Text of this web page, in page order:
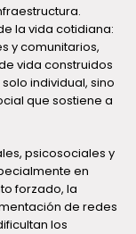
la vida cotidiana:
y comunitarios,
vida construidos
individual, sino
que sostiene a
psicosociales y
en
forzado, la
de redes
los